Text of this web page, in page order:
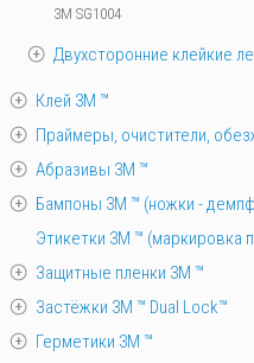
3M SG1004
Двухсторонние клейкие
Клей 3М ™
Праймеры, очистители,
Абразивы 3М ™
Бампоны 3М ™ (ножки -
Этикетки 3М ™ (маркировка
Защитные пленки 3М ™
Застёжки 3М ™ Dual Lock™
Герметики 3М ™